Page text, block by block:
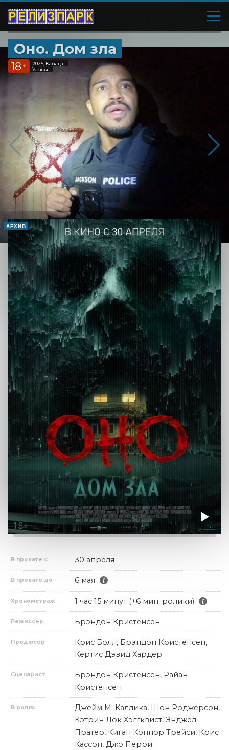
Оно. Дом зла
18 +
2025, Канада
Ужасы
АРХИВ
В прокате с 30 апреля
В прокате до 6 мая
Хронометраж 1 час 15 минут (+6 мин. ролики)
Режиссер Брэндон Кристенсен
Продюсер
Крис Болл, Брэндон Кристенсен,
Кертис Дэвид Хардер
Сценарист
Брэндон Кристенсен, Райан
Кристенсен
В ролях
Джейм М. Каллика, Шон Роджерсон,
Кэтрин Лок Хэггквист, Энджел
Пратер, Киган Коннор Трейси, Крис
Кассон, Джо Перри